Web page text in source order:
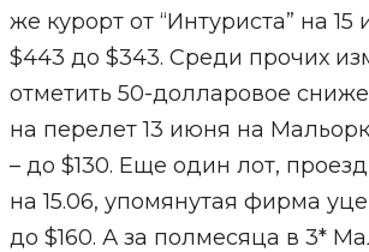
же курорт от “Интуриста” на
$443 до $343. Среди прочих
отметить 50-долларовое
на перелет 13 июня на
– до $130. Еще один лот,
на 15.06, упомянутая фирма
до $160. А за полмесяца в 3*